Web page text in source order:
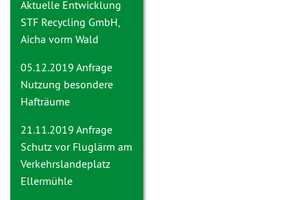
Aktuelle Entwicklung
STF Recycling GmbH,
Aicha vorm Wald
05.12.2019 Anfrage
Nutzung besondere
Hafträume
21.11.2019 Anfrage
Schutz vor Fluglärm am
Verkehrslandeplatz
Ellermühle